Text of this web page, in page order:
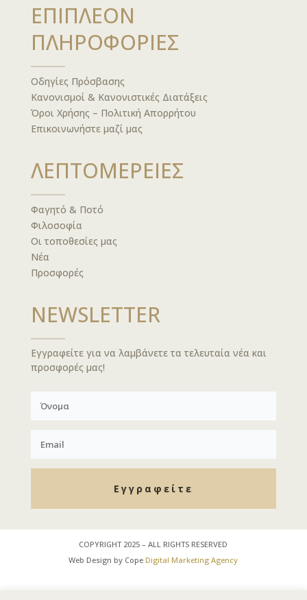
ΕΠΙΠΛΕΟΝ
ΠΛΗΡΟΦΟΡΙΕΣ
Οδηγίες Πρόσβασης
Κανονισμοί & Κανονιστικές Διατάξεις
Όροι Χρήσης – Πολιτική Απορρήτου
Επικοινωνήστε μαζί μας
ΛΕΠΤΟΜΕΡΕΙΕΣ
Φαγητό & Ποτό
Φιλοσοφία
Οι τοποθεσίες μας
Νέα
Προσφορές
NEWSLETTER
Εγγραφείτε για να λαμβάνετε τα τελευταία νέα και
προσφορές μας!
Εγγραφείτε
COPYRIGHT 2025 – ALL RIGHTS RESERVED
Web Design by CopeDigital Marketing Agency